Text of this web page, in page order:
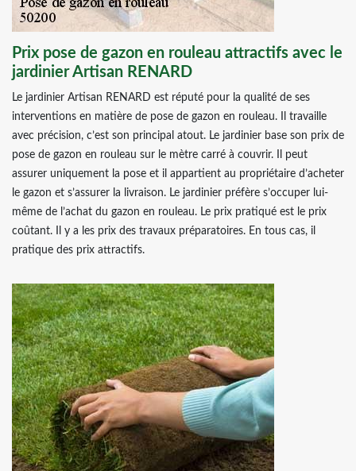
Prix pose de gazon en rouleau attractifs avec le
jardinier Artisan RENARD
Le jardinier Artisan RENARD est réputé pour la qualité de ses
interventions en matière de pose de gazon en rouleau. Il travaille
avec précision, c’est son principal atout. Le jardinier base son prix de
pose de gazon en rouleau sur le mètre carré à couvrir. Il peut
assurer uniquement la pose et il appartient au propriétaire d’acheter
le gazon et s’assurer la livraison. Le jardinier préfère s’occuper lui-
même de l’achat du gazon en rouleau. Le prix pratiqué est le prix
coûtant. Il y a les prix des travaux préparatoires. En tous cas, il
pratique des prix attractifs.